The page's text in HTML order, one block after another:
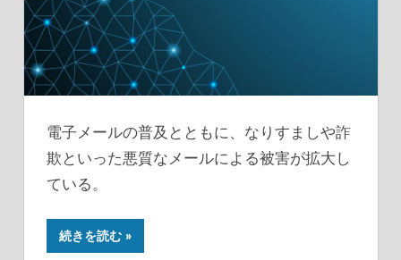
電子メールの普及とともに、なりすましや詐
欺といった悪質なメールによる被害が拡大し
ている。
続きを読む